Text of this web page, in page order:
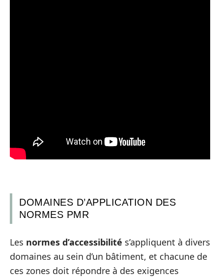
DOMAINES D’APPLICATION DES
NORMES PMR
Les normes d’accessibilité s’appliquent à divers
domaines au sein d’un bâtiment, et chacune de
ces zones doit répondre à des exigences